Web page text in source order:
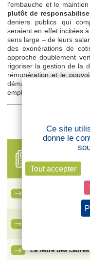
l’embauche et le
plutôt de
deniers publics qui
seraient en effet incitées
sens large – de leurs
des exonérations de
approche doublement
rigoriser la gestion de la
rémunération et le
démarche sociale et
emploient.
FIL
Ce qu’il faut
entré en vigueur
Vente de SFR :
La lettre des
Ce site
donne le
Tout accepter